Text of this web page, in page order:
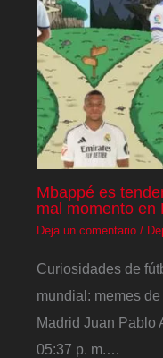
Mbappé es
mal momento en
Deja un comentario /
Curiosidades de
mundial: memes
Madrid Juan Pablo
05:37 p. m.…